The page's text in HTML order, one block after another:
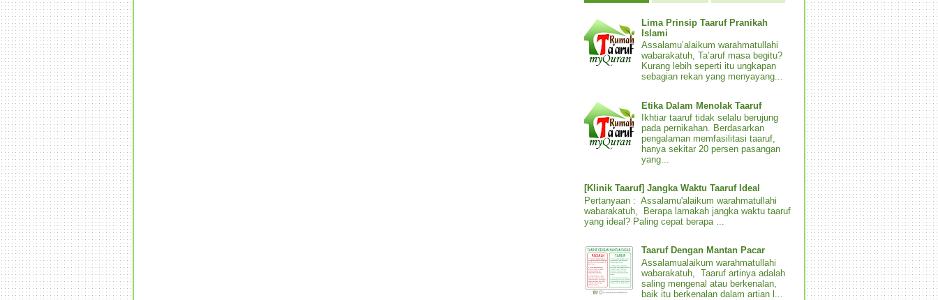
Lima Prinsip Taaruf Pranikah
Islami
Assalamu’alaikum warahmatullahi
wabarakatuh, Ta’aruf masa begitu?
Kurang lebih seperti itu ungkapan
sebagian rekan yang menyayang...
Etika Dalam Menolak Taaruf
Ikhtiar taaruf tidak selalu berujung
pada pernikahan. Berdasarkan
pengalaman memfasilitasi taaruf,
hanya sekitar 20 persen pasangan
yang...
[Klinik Taaruf] Jangka Waktu Taaruf Ideal
Pertanyaan : Assalamu'alaikum warahmatullahi
wabarakatuh, Berapa lamakah jangka waktu taaruf
yang ideal? Paling cepat berapa ...
Taaruf Dengan Mantan Pacar
Assalamualaikum warahmatullahi
wabarakatuh, Taaruf artinya adalah
saling mengenal atau berkenalan,
baik itu berkenalan dalam artian l...